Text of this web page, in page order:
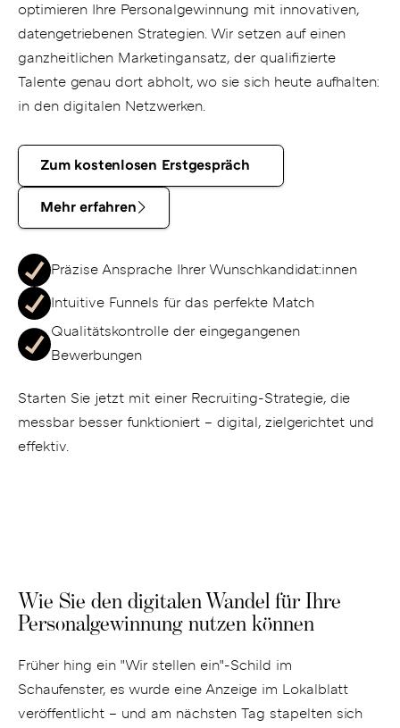
optimieren Ihre Personalgewinnung mit innovativen,
datengetriebenen Strategien. Wir setzen auf einen
ganzheitlichen Marketingansatz, der qualifizierte
Talente genau dort abholt, wo sie sich heute aufhalten:
in den digitalen Netzwerken.
Präzise Ansprache Ihrer Wunschkandidat:innen
Intuitive Funnels für das perfekte Match
Qualitätskontrolle der eingegangenen
Bewerbungen
Starten Sie jetzt mit einer Recruiting-Strategie, die
messbar besser funktioniert – digital, zielgerichtet und
effektiv.
Zum
kostenlosen
Erstgespräch
Zum kostenlosen Erstgespräch
Mehr
erfahren
Mehr erfahren
Wie Sie den digitalen Wandel für Ihre
Personalgewinnung nutzen können
Früher hing ein "Wir stellen ein"-Schild im
Schaufenster, es wurde eine Anzeige im Lokalblatt
veröffentlicht – und am nächsten Tag stapelten sich